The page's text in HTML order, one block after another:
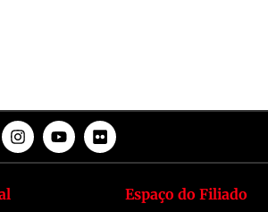
Espaço do Filiado